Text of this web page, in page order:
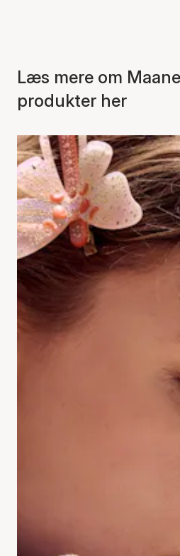
Læs mere om
produkter her